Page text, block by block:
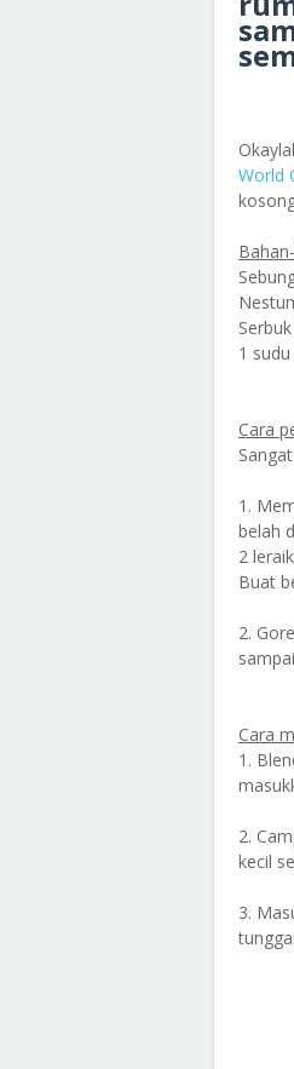
World
1
Cara
1.
belah
2
Buat
2.
Cara
1.
2.
kecil
3.